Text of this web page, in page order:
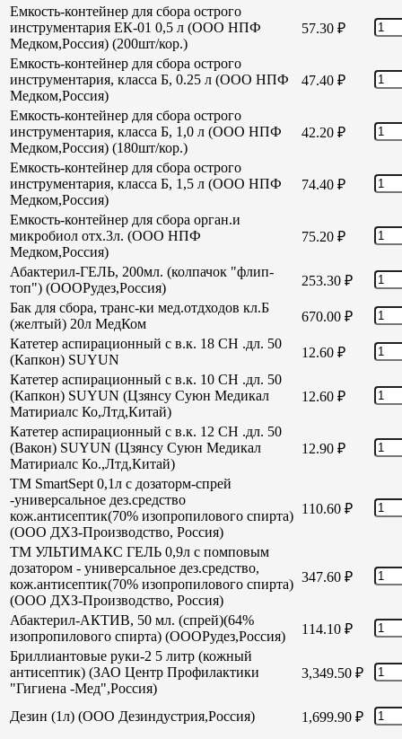
Емкость-контейнер для сбора острого
инструментария ЕК-01 0,5 л (ООО НПФ
Медком,Россия) (200шт/кор.)
57.30 ₽
Емкость-контейнер для сбора острого
инструментария, класса Б, 0.25 л (ООО НПФ
Медком,Россия)
47.40 ₽
Емкость-контейнер для сбора острого
инструментария, класса Б, 1,0 л (ООО НПФ
Медком,Россия) (180шт/кор.)
42.20 ₽
Емкость-контейнер для сбора острого
инструментария, класса Б, 1,5 л (ООО НПФ
Медком,Россия)
74.40 ₽
Емкость-контейнер для сбора орган.и
микробиол отх.3л. (ООО НПФ
Медком,Россия)
75.20 ₽
Абактерил-ГЕЛЬ, 200мл. (колпачок "флип-
топ") (ОООРудез,Россия)
253.30 ₽
Бак для сбора, транс-ки мед.отдходов кл.Б
(желтый) 20л МедКом
670.00 ₽
Катетер аспирационный с в.к. 18 СН .дл. 50
(Капкон) SUYUN
12.60 ₽
Катетер аспирационный с в.к. 10 СН .дл. 50
(Капкон) SUYUN (Цзянсу Суюн Медикал
Матириалс Ко,Лтд,Китай)
12.60 ₽
Катетер аспирационный с в.к. 12 СН .дл. 50
(Вакон) SUYUN (Цзянсу Суюн Медикал
Матириалс Ко.,Лтд,Китай)
12.90 ₽
TM SmartSept 0,1л с дозаторм-спрей
-универсальное дез.средство
кож.антисептик(70% изопропилового спирта)
(ООО ДХЗ-Производство, Россия)
110.60 ₽
TM УЛЬТИМАКС ГЕЛЬ 0,9л с помповым
дозатором - универсальное дез.средство,
кож.антисептик(70% изопропилового спирта)
(ООО ДХЗ-Производство, Россия)
347.60 ₽
Абактерил-АКТИВ, 50 мл. (спрей)(64%
изопропилового спирта) (ОООРудез,Россия)
114.10 ₽
Бриллиантовые руки-2 5 литр (кожный
антисептик) (ЗАО Центр Профилактики
"Гигиена -Мед",Россия)
3,349.50 ₽
Дезин (1л) (ООО Дезиндустрия,Россия) 1,699.90 ₽